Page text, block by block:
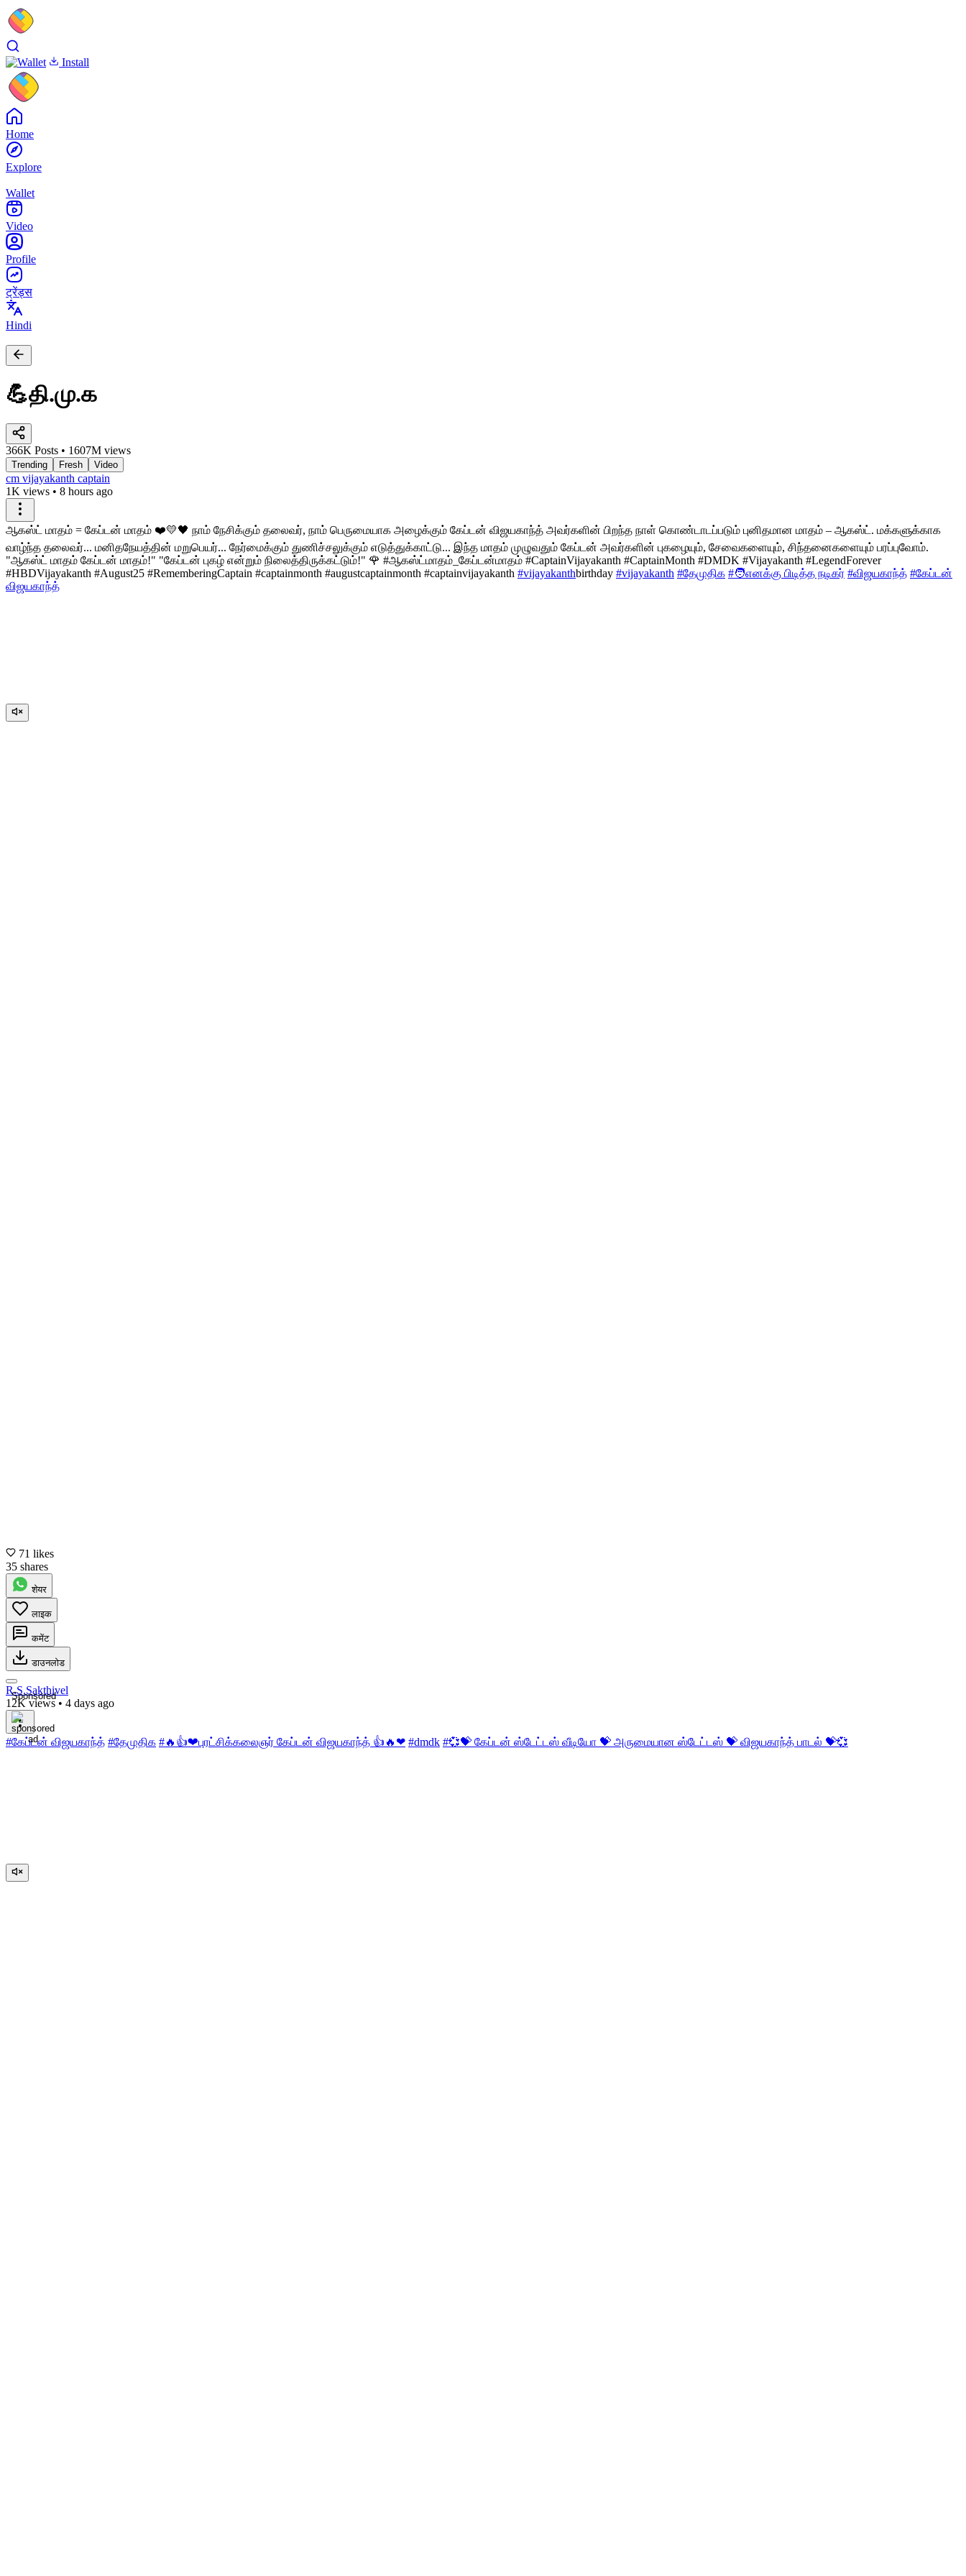
Install
Home
Explore
Wallet
Video
Profile
ट्रेंड्स
Hindi
💪தி.மு.க
366K Posts • 1607M views
Trending Fresh Video
cm vijayakanth captain
1K views • 8 hours ago
ஆகஸ்ட் மாதம் = கேப்டன் மாதம் ❤️💛🖤 நாம் நேசிக்கும் தலைவர், நாம் பெருமையாக அழைக்கும் கேப்டன் விஜயகாந்த் அவர்களின் பிறந்த நாள் கொண்டாடப்படும் புனிதமான மாதம் – ஆகஸ்ட். மக்களுக்காக
வாழ்ந்த தலைவர்... மனிதநேயத்தின் மறுபெயர்... நேர்மைக்கும் துணிச்சலுக்கும் எடுத்துக்காட்டு... இந்த மாதம் முழுவதும் கேப்டன் அவர்களின் புகழையும், சேவைகளையும், சிந்தனைகளையும் பரப்புவோம்.
"ஆகஸ்ட் மாதம் கேப்டன் மாதம்!" "கேப்டன் புகழ் என்றும் நிலைத்திருக்கட்டும்!" 🌹 #ஆகஸ்ட்மாதம்_கேப்டன்மாதம் #CaptainVijayakanth #CaptainMonth #DMDK #Vijayakanth #LegendForever
#HBDVijayakanth #August25 #RememberingCaptain #captainmonth #augustcaptainmonth #captainvijayakanth #vijayakanthbirthday #vijayakanth #தேமுதிக #🧑எனக்கு பிடித்த நடிகர் #விஜயகாந்த் #கேப்டன்
விஜயகாந்த்
71 likes
35 shares
शेयर
लाइक
कमेंट
डाउनलोड
Sponsored
R.S.Sakthivel
12K views • 4 days ago
#கேப்டன் விஜயகாந்த் #தேமுதிக #🔥👍❤புரட்சிக்கலைஞர் கேப்டன் விஜயகாந்த் 👍🔥❤ #dmdk #💞💝 கேப்டன் ஸ்டேட்டஸ் வீடியோ 💝 அருமையான ஸ்டேட்டஸ் 💝 விஜயகாந்த் பாடல் 💝💞